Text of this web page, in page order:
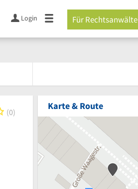
Login Für Rechtsanwälte
0 von 5 Sternen
0
Karte & Route